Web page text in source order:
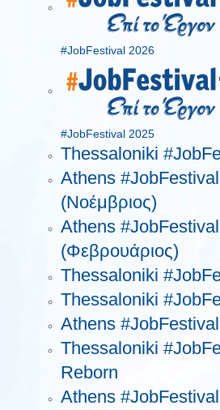
#JobFestival 2026
#JobFestival 2025
Thessaloniki
Athens
(Νοέμβριος)
Athens
(Φεβρουάριος)
Thessaloniki
Thessaloniki
Athens
Thessaloniki
Reborn
Athens